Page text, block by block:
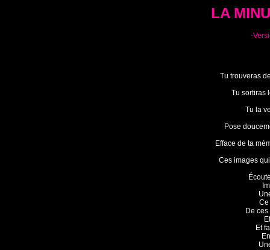
LA
-
Tu trouveras
Tu sortiras
Tu la
Pose
Efface de ta
Ces images
Ce
De
Et